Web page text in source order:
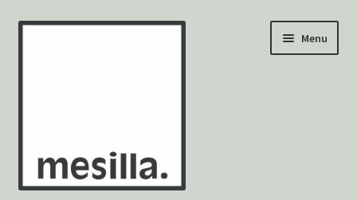
Ga
Ga
Menu